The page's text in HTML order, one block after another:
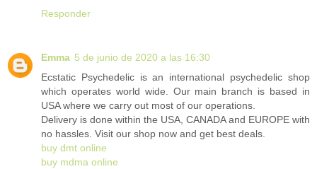
Responder
Emma 5 de junio de 2020 a las 16:30
Ecstatic Psychedelic is an international psychedelic shop
which operates world wide. Our main branch is based in
USA where we carry out most of our operations.
Delivery is done within the USA, CANADA and EUROPE with
no hassles. Visit our shop now and get best deals.
buy dmt online
buy mdma online